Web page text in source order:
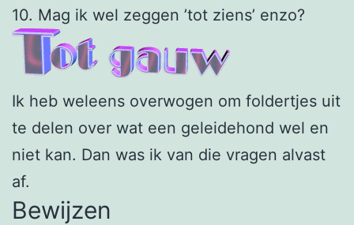
10. Mag ik wel zeggen ’tot ziens’ enzo?
Ik heb weleens overwogen om foldertjes uit
te delen over wat een geleidehond wel en
niet kan. Dan was ik van die vragen alvast
af.
Bewijzen